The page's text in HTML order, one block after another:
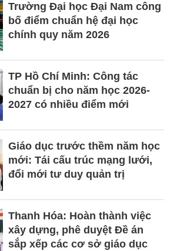
Trường Đại học Đại Nam công
bố điểm chuẩn hệ đại học
chính quy năm 2026
TP Hồ Chí Minh: Công tác
chuẩn bị cho năm học 2026-
2027 có nhiều điểm mới
Giáo dục trước thềm năm học
mới: Tái cấu trúc mạng lưới,
đổi mới tư duy quản trị
Thanh Hóa: Hoàn thành việc
xây dựng, phê duyệt Đề án
sắp xếp các cơ sở giáo dục